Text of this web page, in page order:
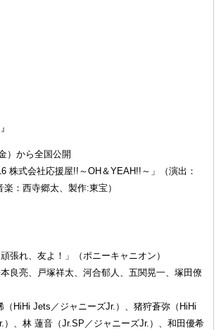
）から全国公開
株式会社応援屋!!～OH＆YEAH!!～」（演出：
：西寺郷太、製作:東宝）
張れ、友よ！」（ポニーキャニオン）
良亮、戸塚祥太、河合郁人、五関晃一、塚田僚
（HiHi Jets／ジャニーズJr.）、猪狩蒼弥（HiHi
）、林 蓮音（Jr.SP／ジャニーズJr.）、和田優希